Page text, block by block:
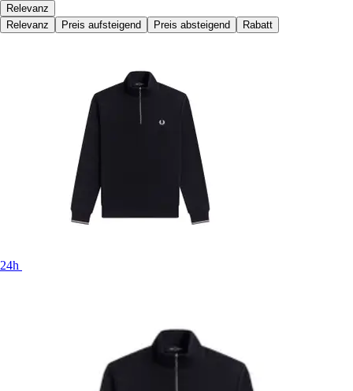
Relevanz
Relevanz
Preis aufsteigend Preis absteigend Rabatt
24h